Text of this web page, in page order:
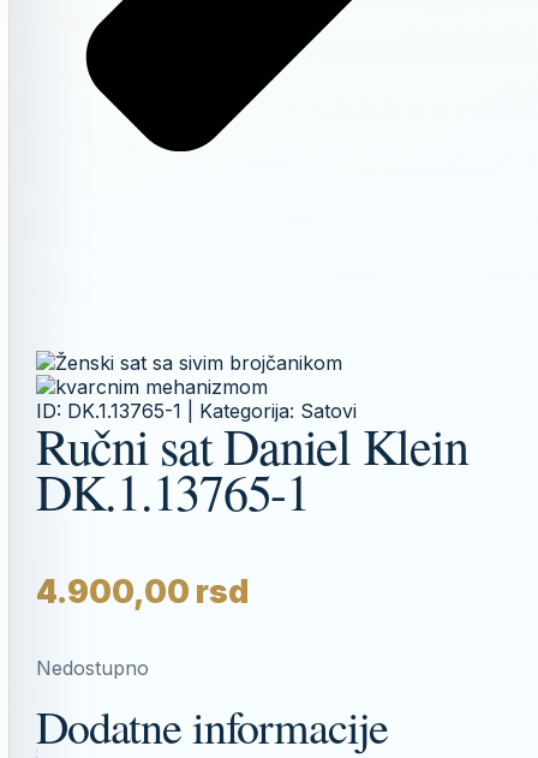
ID: DK.1.13765-1 | Kategorija: Satovi
Ručni sat Daniel Klein
DK.1.13765-1
4.900,00 rsd
Nedostupno
Dodatne informacije